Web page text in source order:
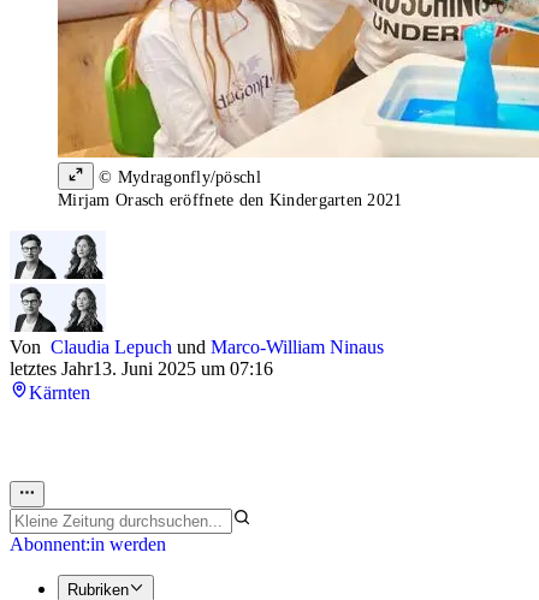
© Mydragonfly/pöschl
Mirjam Orasch eröffnete den Kindergarten 2021
Von Claudia Lepuch und Marco-William Ninaus
letztes Jahr13. Juni 2025 um 07:16
Kärnten
Abonnent:in werden
Rubriken